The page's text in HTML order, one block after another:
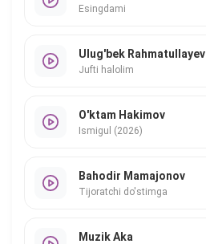
Esingdami
Ulug'bek Rahmatullayev
Jufti halolim
O'ktam Hakimov
Ismigul (2026)
Bahodir Mamajonov
Tijoratchi do'stimga
Muzik Aka